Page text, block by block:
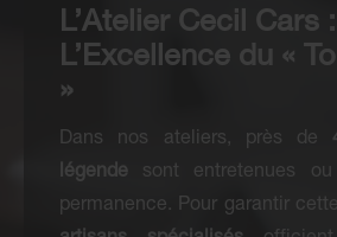
L’Atelier Cecil Cars :
L’Excellence du «
»
Dans nos ateliers, près de
légende sont entretenues
permanence. Pour garantir